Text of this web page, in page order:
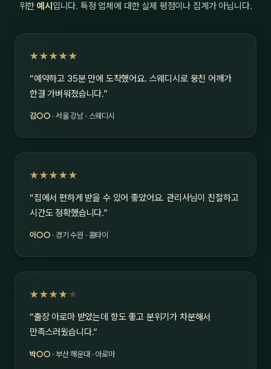
위한예시 입니다. 특정 업체에 대한 실제 평점이나 집계가 아닙니다.
★★★★★
“예약하고 35분 만에 도착했어요. 스웨디시로 뭉친 어깨가
한결 가벼워졌습니다.”
김○○ · 서울 강남 · 스웨디시
★★★★★
“집에서 편하게 받을 수 있어 좋았어요. 관리사님이 친절하고
시간도 정확했습니다.”
이○○ · 경기 수원 · 홈타이
★★★★ ★
“출장 아로마 받았는데 향도 좋고 분위기가 차분해서
만족스러웠습니다.”
박○○ · 부산 해운대 · 아로마